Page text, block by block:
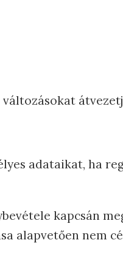
adataikat, ha
kapcsán
alapvetően nem